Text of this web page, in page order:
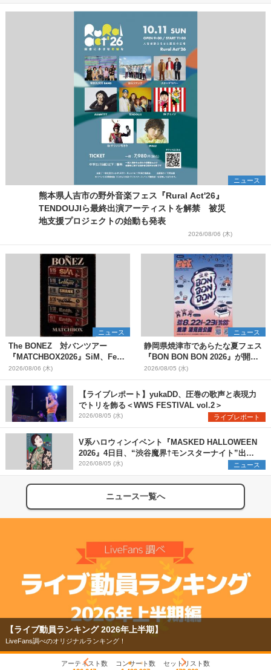
ニュース
熊本県人吉市の野外音楽フェス『Rural Act'26』
TENDOUJIら最終出演アーティストを解禁 被災
地支援プロジェクトの始動も発表
2026/08/06 (木)
ニュース
The BONEZ 対バンツアー
『MATCHBOX2026』SiM、Fear,
and Loathing in Las Vegasら対
バンアーティストを一斉解禁
2026/08/06 (木)
ニュース
静岡県焼津市であらたな夏フェス
『BON BON BON 2026』が開
催 音楽ライブ×盆踊り×DJ×屋台
グルメ×ランタンナイトで彩る2日
間
2026/08/05 (水)
【ライブレポート】yukaDD、圧巻の歌声と表現力
でトリを飾る＜WWS FESTIVAL vol.2＞
2026/08/05 (水) ライブレポート
V系ハロウィンイベント『MASKED HALLOWEEN
2026』4日目、“渋谷魔界†モンスターナイト”出演6
組を発表
2026/08/05 (水) ニュース
ニュース一覧へ
【ライブ動員ランキング 2026年上半期】
LiveFans調べのオリジナルランキング！
アーティスト数
コンサート数
セットリスト数